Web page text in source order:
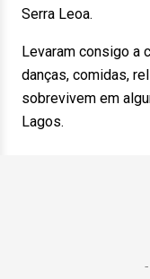
Serra Leoa.
Levaram consigo a
danças, comidas,
sobrevivem em
Lagos.